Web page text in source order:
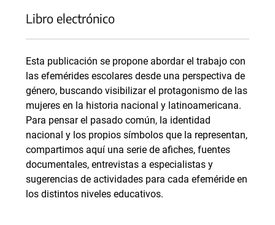
Libro electrónico
Esta publicación se propone abordar el trabajo con
las efemérides escolares desde una perspectiva de
género, buscando visibilizar el protagonismo de las
mujeres en la historia nacional y latinoamericana.
Para pensar el pasado común, la identidad
nacional y los propios símbolos que la representan,
compartimos aquí una serie de afiches, fuentes
documentales, entrevistas a especialistas y
sugerencias de actividades para cada efeméride en
los distintos niveles educativos.